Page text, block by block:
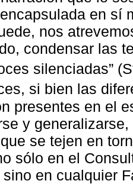
en sí
nos
condensar las
silenciadas”
si bien las
presentes en el
y
se tejen en
sólo en el
en cualquier